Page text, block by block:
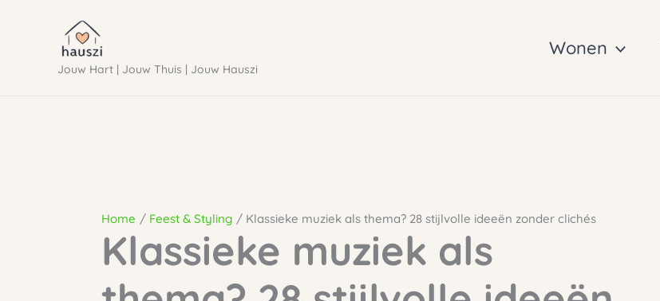
Jouw Hart | Jouw Thuis | Jouw Hauszi
Wonen
Home Feest & Styling Klassieke muziek als thema? 28 stijlvolle ideeën zonder clichés
Klassieke muziek als